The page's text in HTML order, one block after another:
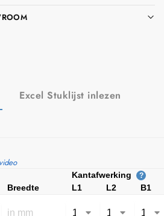
Excel Stuklijst inlezen
Kantafwerking ?
Breedte L1 L2 B1